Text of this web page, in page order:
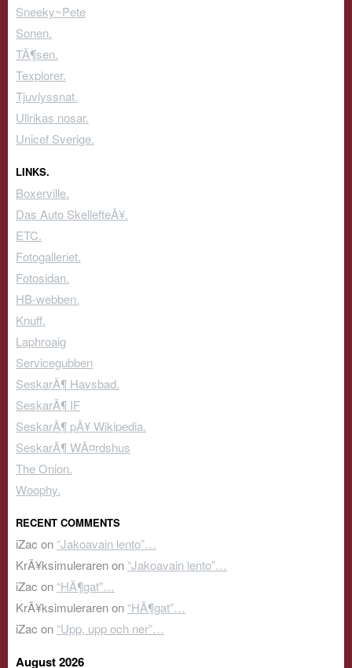
Sneeky~Pete
Sonen.
TÃ¶sen.
Texplorer.
Tjuvlyssnat.
Ullrikas nosar.
Unicef Sverige.
LINKS.
Boxerville.
Das Auto SkellefteÃ¥.
ETC.
Fotogalleriet.
Fotosidan.
HB-webben.
Knuff.
Laphroaig
Servicegubben
SeskarÃ¶ Havsbad.
SeskarÃ¶ IF
SeskarÃ¶ pÃ¥ Wikipedia.
SeskarÃ¶ WÃ¤rdshus
The Onion.
Woophy.
RECENT COMMENTS
iZac on “Jakoavain lento”…
KrÃ¥ksimulerarenon “Jakoavain lento”…
iZac on “HÃ¶gat”…
KrÃ¥ksimulerarenon “HÃ¶gat”…
iZac on “Upp, upp och ner”…
August 2026